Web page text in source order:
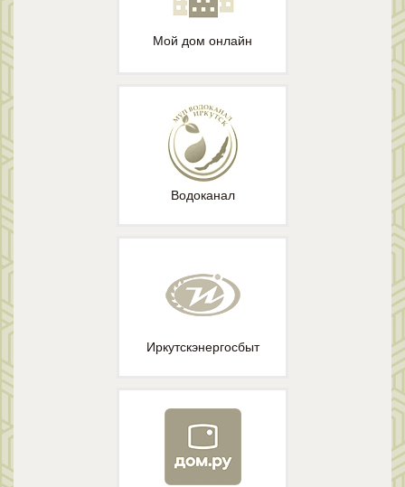
Мой дом онлайн
Водоканал
Иркутскэнергосбыт